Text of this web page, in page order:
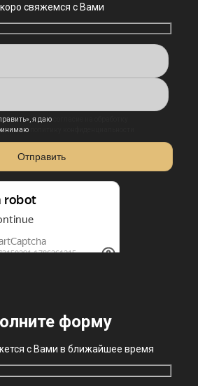
свяжемся с Вами
я даю
форму
с Вами в ближайшее время